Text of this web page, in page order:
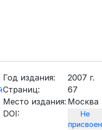
Год издания:
2007 г.
Страниц:
67
Место издания: Москва
DOI:
Не
присвоен